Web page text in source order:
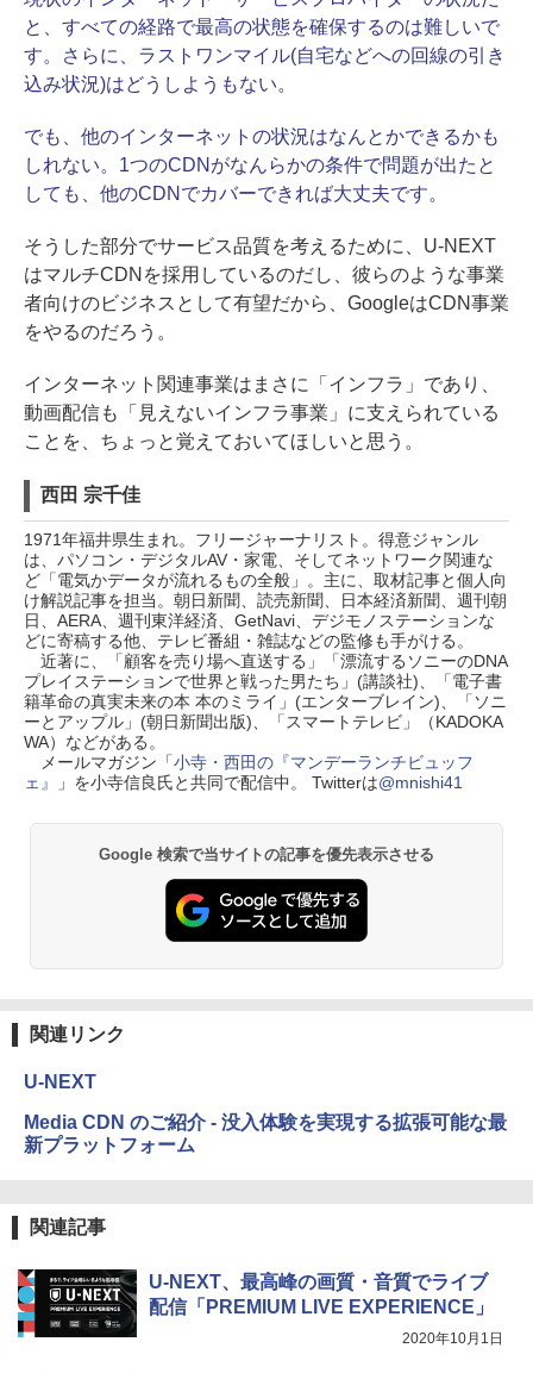
と、すべての経路で最高の状態を確保するのは難しいで
す。さらに、ラストワンマイル(自宅などへの回線の引き
込み状況)はどうしようもない。
でも、他のインターネットの状況はなんとかできるかも
しれない。1つのCDNがなんらかの条件で問題が出たと
しても、他のCDNでカバーできれば大丈夫です。
そうした部分でサービス品質を考えるために、U-NEXT
はマルチCDNを採用しているのだし、彼らのような事業
者向けのビジネスとして有望だから、GoogleはCDN事業
をやるのだろう。
インターネット関連事業はまさに「インフラ」であり、
動画配信も「見えないインフラ事業」に支えられている
ことを、ちょっと覚えておいてほしいと思う。
西田 宗千佳
1971年福井県生まれ。フリージャーナリスト。得意ジャンル
は、パソコン・デジタルAV・家電、そしてネットワーク関連な
ど「電気かデータが流れるもの全般」。主に、取材記事と個人向
け解説記事を担当。朝日新聞、読売新聞、日本経済新聞、週刊朝
日、AERA、週刊東洋経済、GetNavi、デジモノステーションな
どに寄稿する他、テレビ番組・雑誌などの監修も手がける。
近著に、「顧客を売り場へ直送する」「漂流するソニーのDNA
プレイステーションで世界と戦った男たち」(講談社)、「電子書
籍革命の真実未来の本 本のミライ」(エンターブレイン)、「ソニ
ーとアップル」(朝日新聞出版)、「スマートテレビ」（KADOKA
WA）などがある。
メールマガジン「小寺・西田の『マンデーランチビュッフ
ェ』
」を小寺信良氏と共同で配信中。 Twitterは@mnishi41
Google 検索で当サイトの記事を優先表示させる
関連リンク
U-NEXT
Media CDN のご紹介 - 没入体験を実現する拡張可能な最
新プラットフォーム
関連記事
U-NEXT、最高峰の画質・音質でライブ
配信「PREMIUM LIVE EXPERIENCE」
2020年10月1日